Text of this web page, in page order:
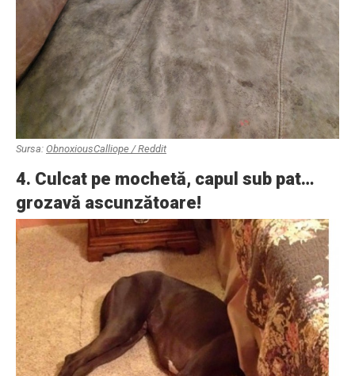
Sursa: ObnoxiousCalliope / Reddit
4. Culcat pe mochetă, capul sub pat…
grozavă ascunzătoare!